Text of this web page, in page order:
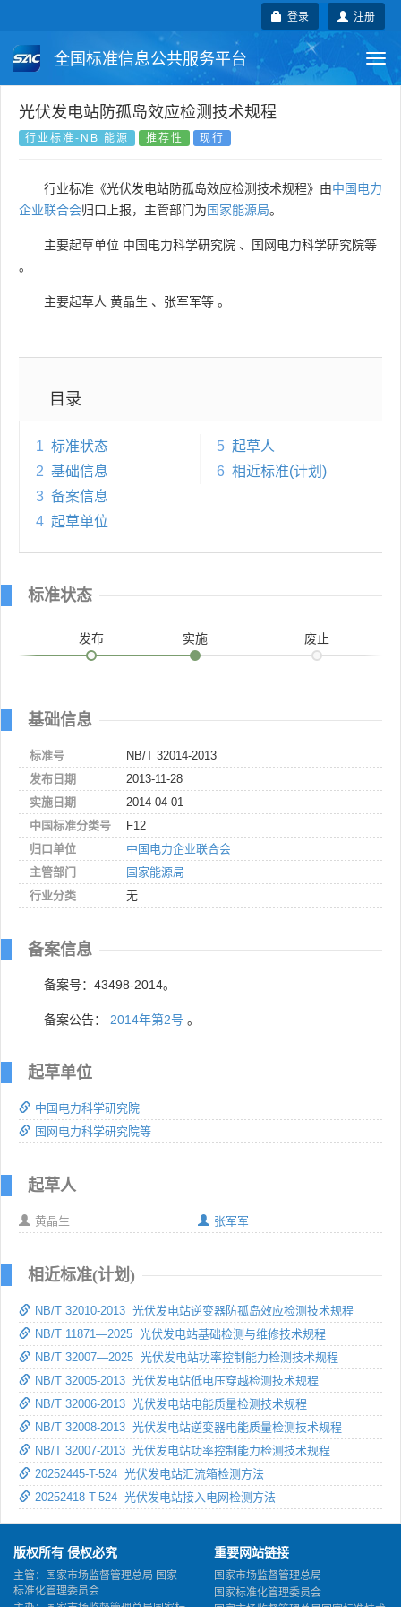
注册
登录
全国标准信息公共服务平台
国家标准 行业标准
国外标准 技术委员会
光伏发电站防孤岛效应检测技术规程
行业标准-NB 能源 推荐性 现行
行业标准《光伏发电站防孤岛效应检测技术规程》由中国电力
企业联合会归口上报，主管部门为国家能源局。
主要起草单位 中国电力科学研究院 、
国网电力科学研究院等
。
主要起草人 黄晶生 、 张军军等 。
目录
1 标准状态
2 基础信息
3 备案信息
4 起草单位
5 起草人
6 相近标准(计划)
标准状态
发布 实施 废止
基础信息
标准号
NB/T 32014-2013
发布日期
2013-11-28
实施日期
2014-04-01
中国标准分类号
F12
归口单位
中国电力企业联合会
主管部门
国家能源局
行业分类
无
备案信息
备案号：43498-2014。
备案公告： 2014年第2号 。
起草单位
中国电力科学研究院
国网电力科学研究院等
起草人
黄晶生 张军军
相近标准(计划)
NB/T 32010-2013 光伏发电站逆变器防孤岛效应检测技术规程
NB/T 11871—2025 光伏发电站基础检测与维修技术规程
NB/T 32007—2025 光伏发电站功率控制能力检测技术规程
NB/T 32005-2013 光伏发电站低电压穿越检测技术规程
NB/T 32006-2013 光伏发电站电能质量检测技术规程
NB/T 32008-2013 光伏发电站逆变器电能质量检测技术规程
NB/T 32007-2013 光伏发电站功率控制能力检测技术规程
20252445-T-524 光伏发电站汇流箱检测方法
20252418-T-524 光伏发电站接入电网检测方法
版权所有 侵权必究
主管：国家市场监督管理总局 国家
标准化管理委员会
重要网站链接
国家市场监督管理总局
国家标准化管理委员会